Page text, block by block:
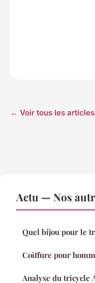
← Voir tous les
Actu — Nos
Quel bijou pour le
Coiffure pour
Analyse du tricycle